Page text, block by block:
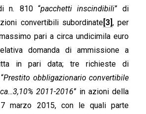
n. 810 “pacchetti inscindibili” di
convertibili subordinate[3], per
pari a circa undicimila euro
domanda di ammissione a
in pari data; tre richieste di
Prestito obbligazionario convertibile
2011-2016” in azioni della
marzo 2015, con le quali parte